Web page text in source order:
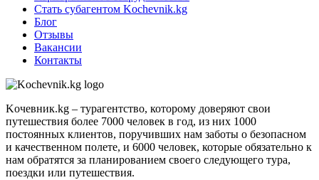
Стать субагентом Kochevnik.kg
Блог
Отзывы
Вакансии
Контакты
Kочевник.kg – турагентство, которому доверяют свои
путешествия более 7000 человек в год, из них 1000
постоянных клиентов, поручивших нам заботы о безопасном
и качественном полете, и 6000 человек, которые обязательно к
нам обратятся за планированием своего следующего тура,
поездки или путешествия.